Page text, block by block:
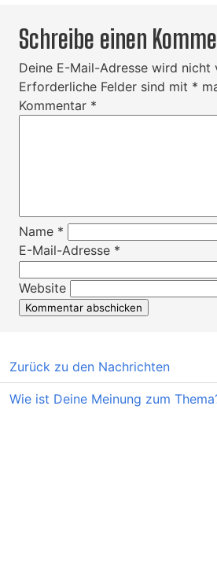
Schreibe einen
Deine E-Mail-Adresse wird
Erforderliche Felder sind mit *
Kommentar *
Name *
E-Mail-Adresse *
Website
Zurück zu den Nachrichten
Wie ist Deine Meinung zum